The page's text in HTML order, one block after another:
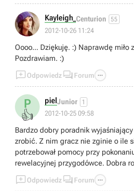
Kayleigh_ Centurion 55
2012-10-26 11:24
Oooo... Dziękuję. :) Naprawdę miło
Pozdrawiam. :)
Odpowiedz  Forum 
P
👍
pielJunior 1
2012-10-25 09:58
Bardzo dobry poradnik
zrobić. Z nim gracz nie zginie o ile
potrzebował pomocy przy
rewelacyjnej przygodówce. Dobra
Odpowiedz  Forum 